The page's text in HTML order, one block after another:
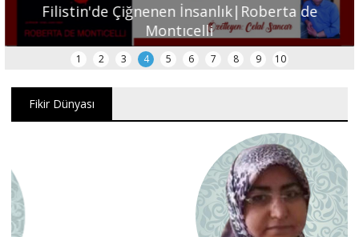
Filistin'de Çiğnenen İnsanlık|Roberta de
Montıcelli
1 2 3 4 5 6 7 8 9 10
Fikir Dünyası